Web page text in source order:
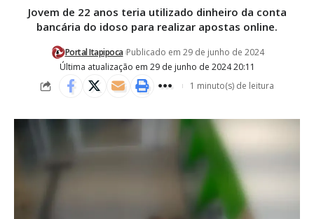
Jovem de 22 anos teria utilizado dinheiro da conta
bancária do idoso para realizar apostas online.
Última atualização em 29 de junho de 2024 20:11
Portal Itapipoca Publicado em 29 de junho de 2024
1 minuto(s) de leitura